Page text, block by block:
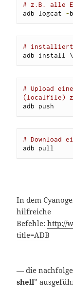
# z.B. alle
adb logcat -
# installiert
adb install \
# Upload
(localfile)
adb push
# Download
adb pull
In dem
hilfreiche
Befehle:http://
title=ADB
— die
shell”